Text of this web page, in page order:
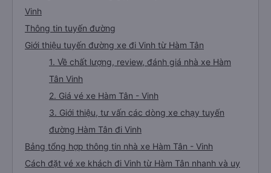
Vinh
Thông tin tuyến đường
Giới thiệu tuyến đường xe đi Vinh từ Hàm Tân
1. Về chất lượng, review, đánh giá nhà xe Hàm
Tân Vinh
2. Giá vé xe Hàm Tân - Vinh
3. Giới thiệu, tư vấn các dòng xe chạy tuyến
đường Hàm Tân đi Vinh
Bảng tổng hợp thông tin nhà xe Hàm Tân - Vinh
Cách đặt vé xe khách đi Vinh từ Hàm Tân nhanh và uy